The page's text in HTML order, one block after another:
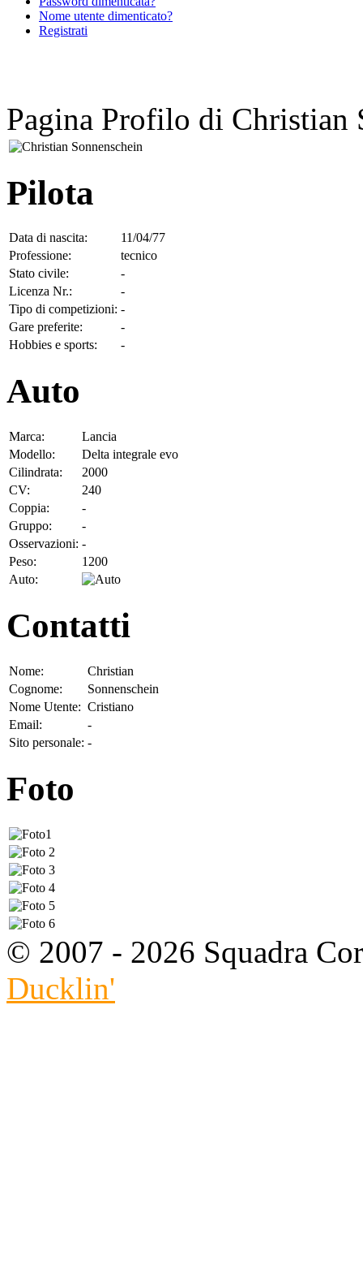
Nome utente dimenticato?
Registrati
Pagina Profilo di Christian
Pilota
Data di nascita:
11/04/77
Professione:
tecnico
Stato civile:
-
Licenza Nr.:
-
Tipo di competizioni: -
Gare preferite:
-
Hobbies e sports:
-
Auto
Marca:
Lancia
Modello:
Delta integrale evo
Cilindrata:
2000
CV:
240
Coppia:
-
Gruppo:
-
Osservazioni: -
Peso:
1200
Auto:
Contatti
Nome:
Christian
Cognome:
Sonnenschein
Nome Utente: Cristiano
Email:
-
Sito personale: -
Foto
© 2007 - 2026 Squadra
Ducklin'